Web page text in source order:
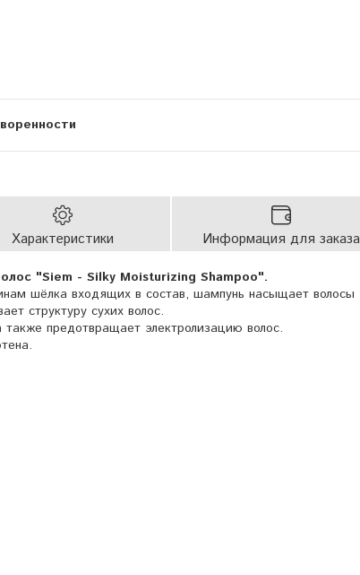
Характеристики Информация для заказа
"Siem - Silky Moisturizing Shampoo".
шёлка входящих в состав, шампунь насыщает волосы
структуру сухих волос.
предотвращает электролизацию волос.